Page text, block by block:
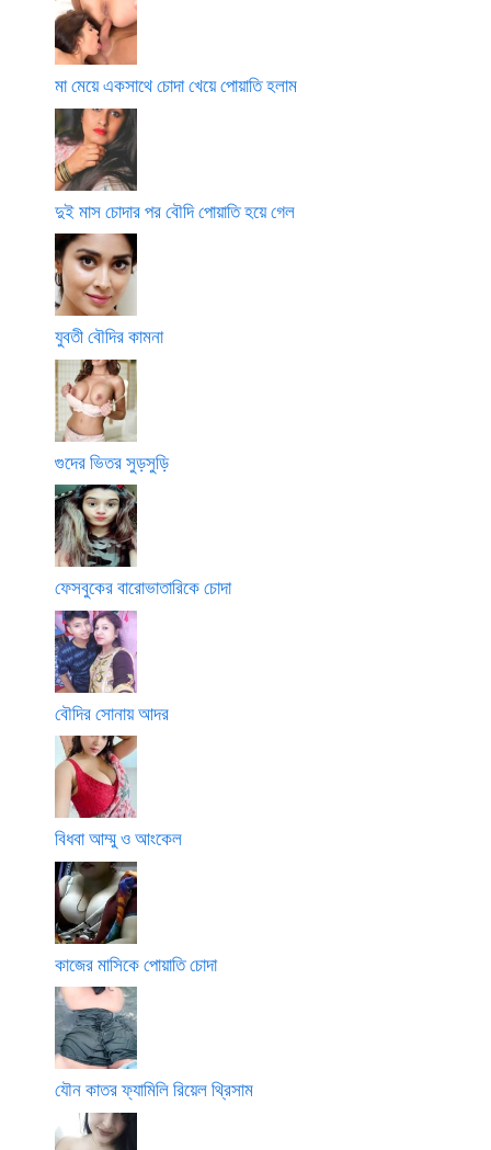
মা মেয়ে একসাথে চোদা খেয়ে পোয়াতি হলাম
দুই মাস চোদার পর বৌদি পোয়াতি হয়ে গেল
যুবতী বৌদির কামনা
গুদের ভিতর সুড়সুড়ি
ফেসবুকের বারোভাতারিকে চোদা
বৌদির সোনায় আদর
বিধবা আম্মু ও আংকেল
কাজের মাসিকে পোয়াতি চোদা
যৌন কাতর ফ্যামিলি রিয়েল থ্রিসাম